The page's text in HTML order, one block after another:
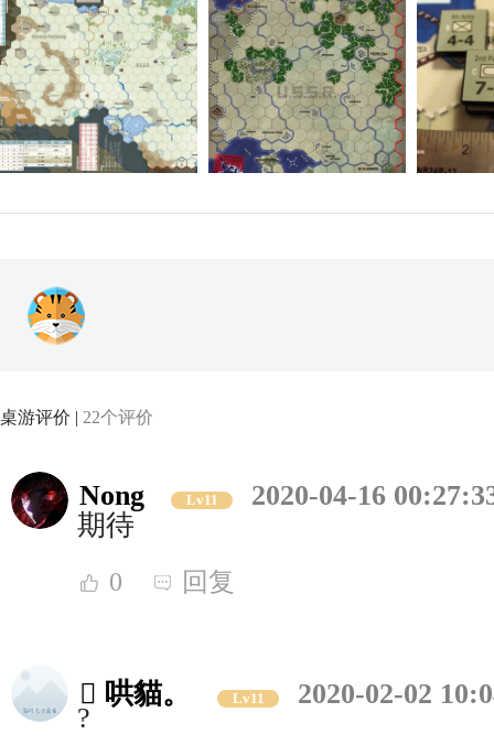
桌游评价 | 22个评价
Nong Lv11
2020-04-16
期待
0 回复
 哄貓。 Lv11 2020-02-02
?